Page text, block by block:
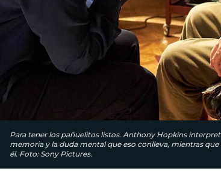
Para tener los pañuelitos listos. Anthony Hopkins
memoria y la duda mental que eso conlleva, mientras
él. Foto: Sony Pictures.